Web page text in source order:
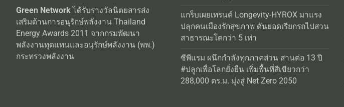
Green Networkได้รับรางวัลนิตยสารส่ง
เสริมด้านการอนุรักษ์พลังงาน Thailand
Energy Awards 2011 จากกรมพัฒนา
พลังงานทุดแทนและอนุรักษ์พลังงาน (พพ.)
กระทรวงพลังงาน
แกร็บเผยเทรนด์ Longevity-HYROX มาแรง
ปลุกคนเมืองรักสุขภาพ ดันยอดเรียกรถไปสวน
สาธารณะโตกว่า 5 เท่า
ซีพีแรม ผนึกกำลังทุกภาคส่วน สานต่อ 13 ปี
#ปลูกเพื่อโลกยั่งยืน เพิ่มพื้นที่สีเขียวกว่า
288,000 ตร.ม. มุ่งสู่ Net Zero 2050